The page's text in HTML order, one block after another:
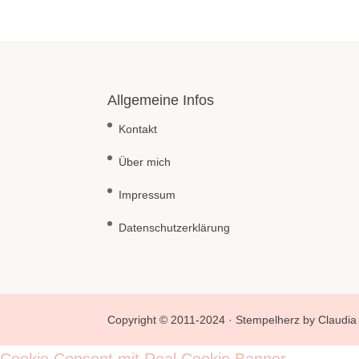
Allgemeine Infos
Kontakt
Über mich
Impressum
Datenschutzerklärung
Copyright © 2011-2024 · Stempelherz by